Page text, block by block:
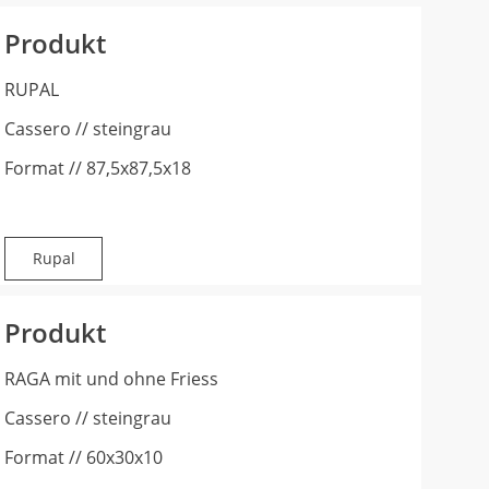
Produkt
RUPAL
Cassero // steingrau
Format // 87,5x87,5x18
Rupal
Produkt
RAGA mit und ohne Friess
Cassero // steingrau
Format // 60x30x10